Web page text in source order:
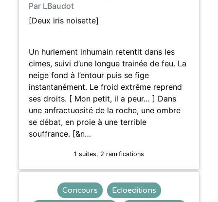
Par LBaudot
[Deux iris noisette]
Un hurlement inhumain retentit dans les
cimes, suivi d’une longue trainée de feu. La
neige fond à l’entour puis se fige
instantanément. Le froid extrême reprend
ses droits. [ Mon petit, il a peur… ] Dans
une anfractuosité de la roche, une ombre
se débat, en proie à une terrible
souffrance. [&n…
1 suites, 2 ramifications
Concours
Ecloeditions